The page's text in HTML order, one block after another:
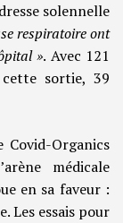
solennelle
respiratoire ont
». Avec 121
sortie, 39
Organics
médicale
en sa faveur :
Les essais pour